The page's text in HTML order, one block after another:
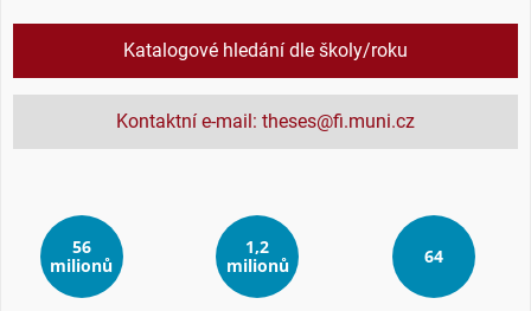
Katalogové hledání dle školy/roku
Kontaktní e-mail: theses@fi.muni.cz
56
milionů
1,2
milionů
64